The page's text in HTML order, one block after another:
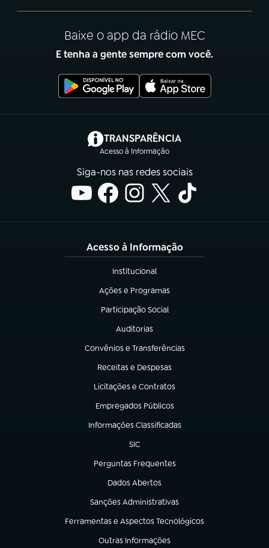
Baixe o app da rádio MEC
E tenha a gente sempre com você.
TRANSPARÊNCIA
Acesso à Informação
(abre em nova aba)
Siga-nos nas redes sociais
Acesso à Informação
Institucional
(abre em nova aba)
Ações e Programas
(abre em nova aba)
Participação Social
(abre em nova aba)
Auditorias
(abre em nova aba)
Convênios e Transferências
(abre em nova aba)
Receitas e Despesas
(abre em nova aba)
Licitações e Contratos
(abre em nova aba)
Empregados Públicos
(abre em nova aba)
Informações Classificadas
(abre em nova aba)
SIC
(abre em nova aba)
Perguntas Frequentes
(abre em nova aba)
Dados Abertos
(abre em nova aba)
Sanções Administrativas
(abre em nova aba)
Ferramentas e Aspectos Tecnológicos
(abre em nova aba)
Outras Informações
(abre em nova aba)